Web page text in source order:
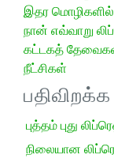
இதர மொழிகளில்
நான் எவ்வாறு
கட்டகத்
நீட்சிகள்
பதிவிறக்க
புத்தம் புது
நிலையான